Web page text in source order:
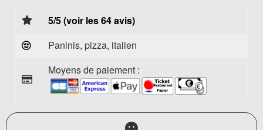
5/5 (voir les 64 avis)
Paninis, pizza, italien
Moyens de paiement :